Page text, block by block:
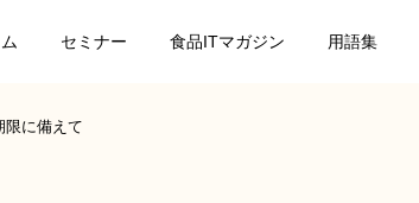
セミナー 食品ITマガジン 用語集
限に備えて